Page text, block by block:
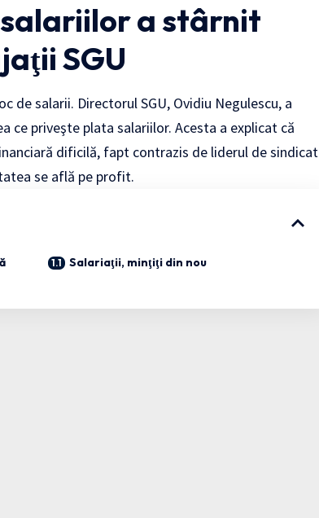
a stârnit
SGU
de salarii. Directorul SGU, Ovidiu Negulescu, a
ce priveşte plata salariilor. Acesta a explicat că
dificilă, fapt contrazis de liderul de sindicat
se află pe profit.
Salariaţii, minţiţi din nou